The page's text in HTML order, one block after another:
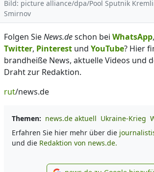
Bild: picture alliance/dpa/Pool Sputnik
Smirnov
Folgen SieNews.deschon bei WhatsApp,
Twitter, Pinterest und YouTube? Hier
brandheiße News, aktuelle Videos und
Draht zur Redaktion.
rut/news.de
Themen: news.de aktuell Ukraine-Krieg
Erfahren Sie hier mehr über die
und die Redaktion von news.de.